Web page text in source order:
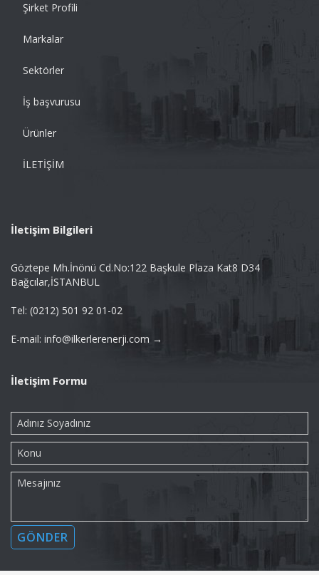
Şirket Profili
Markalar
Sektörler
İş başvurusu
Ürünler
İLETİŞİM
İletişim Bilgileri
Göztepe Mh.İnönü Cd.No:122 Başkule Plaza Kat8 D34
Bağcılar,İSTANBUL
Tel: (0212) 501 92 01-02
E-mail: info@ilkerlerenerji.com →
İletişim Formu